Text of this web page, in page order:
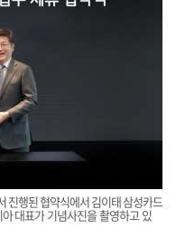
진행된 협약식에서 김이태 삼성카드
대표가 기념사진을 촬영하고 있